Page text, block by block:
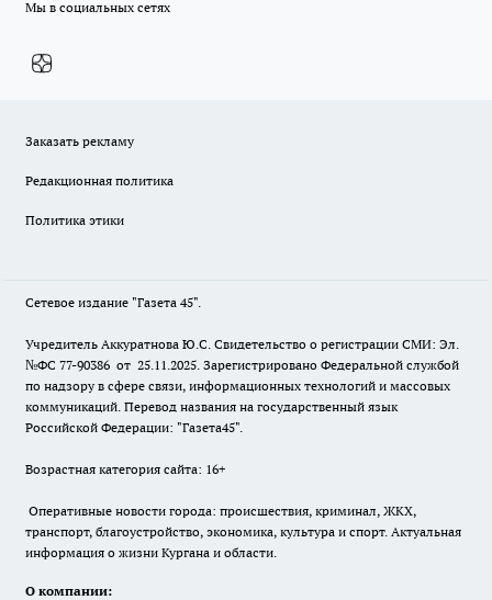
Мы в социальных сетях
Заказать рекламу
Редакционная политика
Политика этики
Сетевое издание "Газета 45".
Учредитель Аккуратнова Ю.С. Свидетельство о регистрации СМИ: Эл.
№ФС 77-90386 от 25.11.2025. Зарегистрировано Федеральной службой
по надзору в сфере связи, информационных технологий и массовых
коммуникаций. Перевод названия на государственный язык
Российской Федерации: "Газета45".
Возрастная категория сайта: 16+
Оперативные новости города: происшествия, криминал, ЖКХ,
транспорт, благоустройство, экономика, культура и спорт. Актуальная
информация о жизни Кургана и области.
О компании: